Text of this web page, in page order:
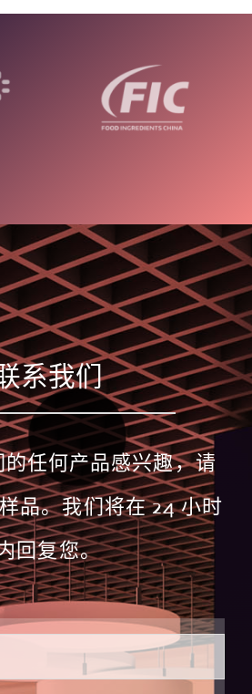
系我们
任何产品感兴趣，请
品。我们将在 24 小时
回复您。